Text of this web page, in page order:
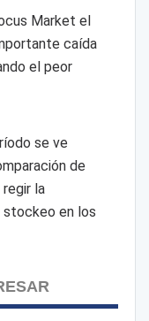
Market el
caída
el peor
se ve
de
la
stockeo en los